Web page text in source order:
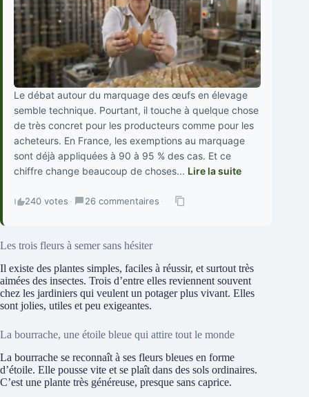
Le débat autour du marquage des œufs en élevage
semble technique. Pourtant, il touche à quelque chose
de très concret pour les producteurs comme pour les
acheteurs. En France, les exemptions au marquage
sont déjà appliquées à 90 à 95 % des cas. Et ce
chiffre change beaucoup de choses... Lire la suite
240 votes · 26 commentaires ·
Les trois fleurs à semer sans hésiter
Il existe des plantes simples, faciles à réussir, et surtout très
aimées des insectes. Trois d’entre elles reviennent souvent
chez les jardiniers qui veulent un potager plus vivant. Elles
sont jolies, utiles et peu exigeantes.
La bourrache, une étoile bleue qui attire tout le monde
La bourrache se reconnaît à ses fleurs bleues en forme
d’étoile. Elle pousse vite et se plaît dans des sols ordinaires.
C’est une plante très généreuse, presque sans caprice.